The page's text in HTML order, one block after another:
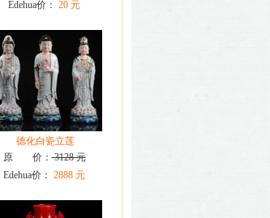
Edehua价： 20 元
德化白瓷立莲
原 价：3128 元
Edehua价： 2888 元